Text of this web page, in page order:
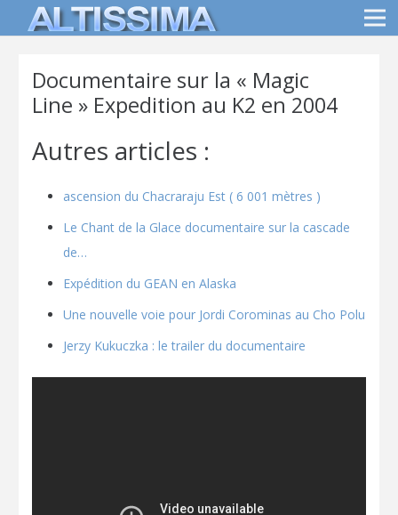
Documentaire sur la « Magic
Line » Expedition au K2 en 2004
Autres articles :
ascension du Chacraraju Est ( 6 001 mètres )
Le Chant de la Glace documentaire sur la cascade
de…
Expédition du GEAN en Alaska
Une nouvelle voie pour Jordi Corominas au Cho Polu
Jerzy Kukuczka : le trailer du documentaire